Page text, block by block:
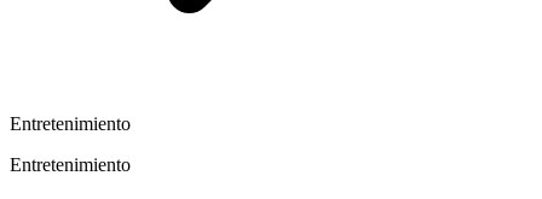
Entretenimiento
Entretenimiento